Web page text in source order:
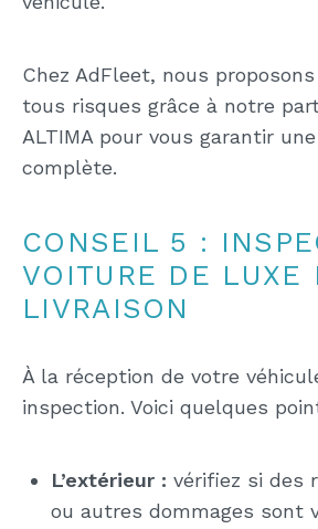
Chez AdFleet, nous
tous risques grâce à notre
ALTIMA pour vous garantir
complète.
CONSEIL 5 :
VOITURE DE LUXE
LIVRAISON
À la réception de votre
inspection. Voici quelques
L’extérieur : vérifiez si des
ou autres dommages sont